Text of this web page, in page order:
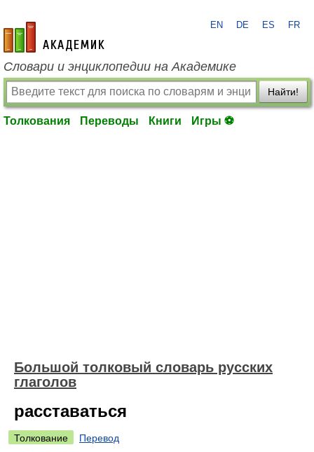
academic.ru
EN DE ES FR
Словари и энциклопедии на Академике
Найти!
Толкования Переводы Книги Игры ⚽
Большой толковый словарь русских
глаголов
расставаться
Толкование
Перевод